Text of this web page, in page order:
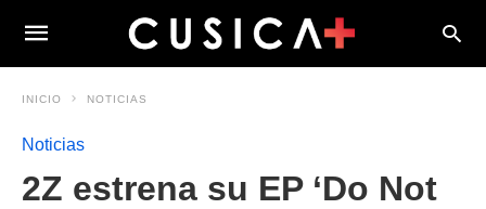
INICIO NOTICIAS
Noticias
2Z estrena su EP ‘Do Not